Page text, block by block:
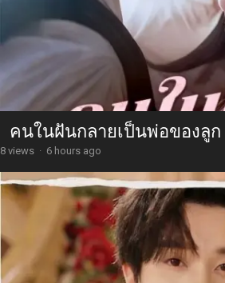
คนในฝันกลายเป็นพ่อของลูก
8 views · 6 hours ago